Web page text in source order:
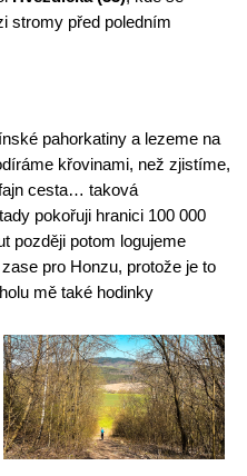
stromy před poledním
křovinami, než zjistíme,
cesta… taková
pokořuji hranici 100 000
pro Honzu, protože je to
mě také hodinky